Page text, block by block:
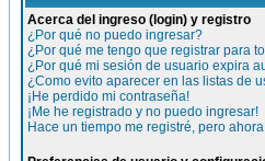
Acerca del ingreso (login) y registro
¿Por qué no puedo ingresar?
¿Por qué me tengo que registrar para
¿Por qué mi sesión de usuario expira
¿Como evito aparecer en las listas de
¡He perdido mi contraseña!
¡Me he registrado y no puedo ingresar!
Hace un tiempo me registré, pero